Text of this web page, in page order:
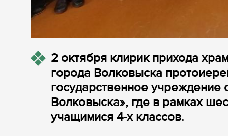
2 октября клирик прихода
города Волковыска
государственное
Волковыска», где в рамках
учащимися 4-х классов.